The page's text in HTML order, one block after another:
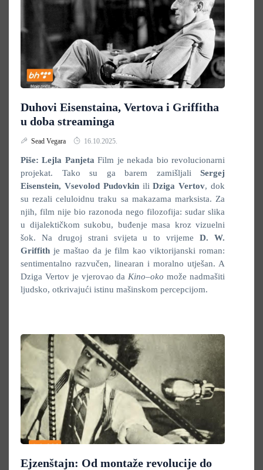
Duhovi Eisenstaina, Vertova i Griffitha
u doba streaminga
Sead Vegara 16.10.2025.
Piše: Lejla Panjeta Film je nekada bio revolucionarni
projekat. Tako su ga barem zamišljali Sergej
Eisenstein, Vsevolod PudovkiniliDziga Vertov, dok
su rezali celuloidnu traku sa makazama marksista. Za
njih, film nije bio razonoda nego filozofija: sudar slika
u dijalektičkom sukobu, buđenje masa kroz vizuelni
šok. Na drugoj strani svijeta u to vrijemeD. W.
Griffith je maštao da je film kao viktorijanski roman:
sentimentalno razvučen, linearan i moralno utješan. A
Dziga Vertov je vjerovao da Kino–oko može nadmašiti
ljudsko, otkrivajući istinu mašinskom percepcijom.
Ejzenštajn: Od montaže revolucije do